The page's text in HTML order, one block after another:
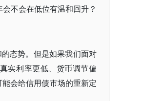
不会在低位有温和回升？
态势。但是如果我们面对
实利率更低、货币调节偏
会给信用债市场的重新定